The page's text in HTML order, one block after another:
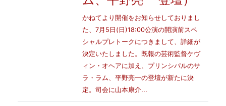
かねてより開催をお知らせしておりまし
た、7月5日(日)18:00公演の開演前スペ
シャルプレトークにつきまして、詳細が
決定いたしました。既報の芸術監督ケヴ
ィン・オヘアに加え、プリンシパルのサ
ラ・ラム、平野亮一の登壇が新たに決
定。司会に山本康介...